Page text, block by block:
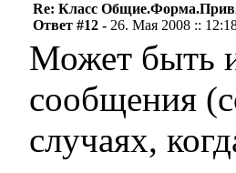
Re: Класс
Ответ #12 - 26. Мая 2008 ::
Может быть
сообщения
случаях,